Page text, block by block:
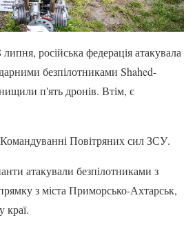
російська федерація атакувала
безпілотниками Shahed-
п'ять дронів. Втім, є
Повітряних сил ЗСУ.
атакували безпілотниками з
з міста Приморсько-Ахтарськ,
краї.